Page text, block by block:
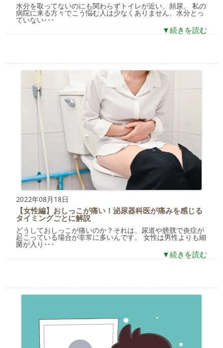
水分を取ってないのにも関わらずトイレが近い、頻尿。 私の
病院に来る方々でこう悩む人は少なくありません。水分とっ
ていない･･･
▼続きを読む
2022年08月18日
【女性編】おしっこが痛い！泌尿器科医が痛みを感じる
タイミングごとに解説
どうしておしっこが痛いのか？それは、尿道や膀胱で炎症が
起こっている場合が非常に多いんです。 女性は男性よりも細
菌が入り･･･
▼続きを読む